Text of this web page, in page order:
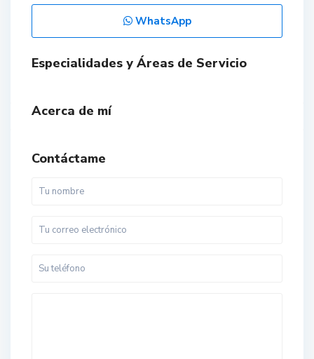
WhatsApp
Especialidades y Áreas de Servicio
Acerca de mí
Contáctame